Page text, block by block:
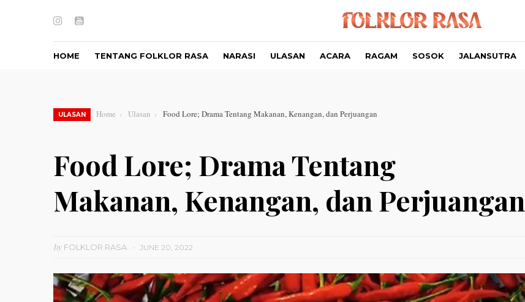
InstagramYoutube
HOME TENTANG FOLKLOR RASA NARASI ULASAN ACARA RAGAM SOSOK JALANSUTRA
ULASAN Home Ulasan Food Lore; Drama Tentang Makanan, Kenangan, dan Perjuangan
Food Lore; Drama Tentang
Makanan, Kenangan, dan Perjuangan
byFOLKLOR RASA JUNE 20, 2022